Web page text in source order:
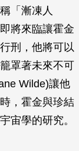
「漸凍人
將來臨讓霍金
刑，他將可以
罩著未來不可
Wilde)讓他
，霍金與珍結
宙學的研究。